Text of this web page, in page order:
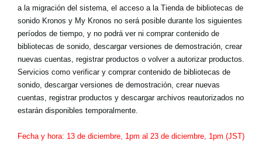
Noticias
Ubicación
Redes Sociales
Acerca de KORG
a la migración del sistema, el acceso a la Tienda de bibliotecas de
sonido Kronos y My Kronos no será posible durante los siguientes
períodos de tiempo, y no podrá ver ni comprar contenido de
bibliotecas de sonido, descargar versiones de demostración, crear
nuevas cuentas, registrar productos o volver a autorizar productos.
Servicios como verificar y comprar contenido de bibliotecas de
sonido, descargar versiones de demostración, crear nuevas
cuentas, registrar productos y descargar archivos reautorizados no
estarán disponibles temporalmente.
Fecha y hora: 13 de diciembre, 1pm al 23 de diciembre, 1pm (JST)